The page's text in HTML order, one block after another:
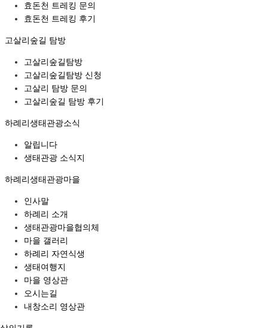
효돈천 트레킹 문의
효돈천 트레킹 후기
고살리숲길 탐방
고살리숲길탐방
고살리숲길탐방 신청
고살리 탐방 문의
고살리숲길 탐방 후기
하례리생태관광소식
알립니다
생태관광 소식지
하례리생태관광마을
인사말
하례리 소개
생태관광마을협의체
마을 갤러리
하례리 자연식생
생태여행지
마을 영상관
오시는길
내창소리 영상관